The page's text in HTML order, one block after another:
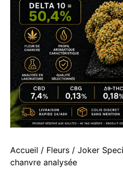
Accueil / Fleurs / Joker
chanvre analysée